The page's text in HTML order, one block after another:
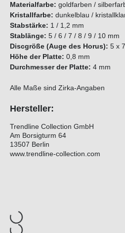
Materialfarbe: goldfarben /
Kristallfarbe: dunkelblau /
Stabstärke: 1 / 1,2 mm
Stablänge: 5 / 6 / 7 / 8 / 9 / 10 mm
Discgröße (Auge des Horus): 5 x
Höhe der Platte: 0,8 mm
Durchmesser der Platte: 4
Alle Maße sind Zirka-Angaben
Hersteller:
Trendline Collection GmbH
Am Borsigturm 64
13507 Berlin
www.trendline-collection.com